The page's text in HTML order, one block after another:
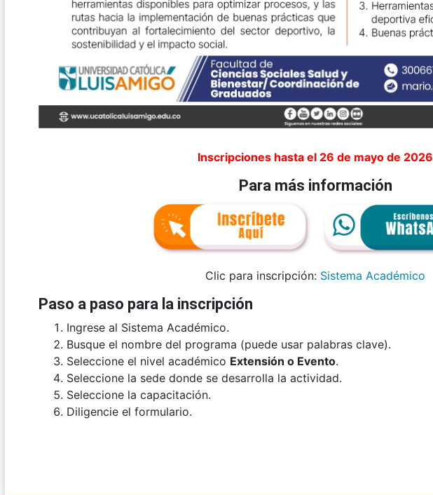
Inscripciones hasta el 26 de mayo de 2026
Para más información
Clic para inscripción: Sistema Académico
Paso a paso para la inscripción
Ingrese al Sistema Académico.
Busque el nombre del programa (puede usar palabras clave).
Seleccione el nivel académico Extensión o Evento.
Seleccione la sede donde se desarrolla la actividad.
Seleccione la capacitación.
Diligencie el formulario.